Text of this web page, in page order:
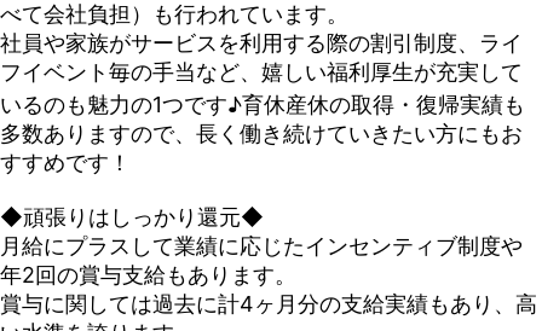
べて会社負担）も行われています。
社員や家族がサービスを利用する際の割引制度、ライ
フイベント毎の手当など、嬉しい福利厚生が充実して
いるのも魅力の1つです♪育休産休の取得・復帰実績も
多数ありますので、長く働き続けていきたい方にもお
すすめです！
◆頑張りはしっかり還元◆
月給にプラスして業績に応じたインセンティブ制度や
年2回の賞与支給もあります。
賞与に関しては過去に計4ヶ月分の支給実績もあり、高